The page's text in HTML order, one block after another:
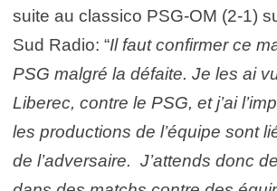
suite au classico PSG-OM (2-1)
Sud Radio: “Il faut confirmer ce
PSG malgré la défaite. Je les ai
Liberec, contre le PSG, et j’ai
les productions de l’équipe sont
de l’adversaire. J’attends donc